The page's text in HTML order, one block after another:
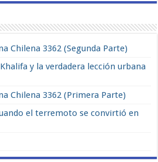
Chilena 3362 (Segunda Parte)
y la verdadera lección urbana
Chilena 3362 (Primera Parte)
el terremoto se convirtió en